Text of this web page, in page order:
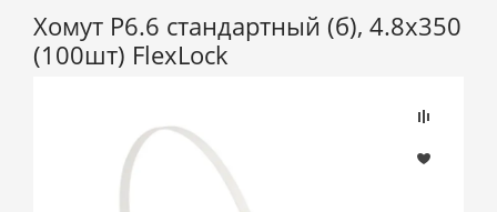
Хомут P6.6 стандартный (б), 4.8x350
(100шт) FlexLock